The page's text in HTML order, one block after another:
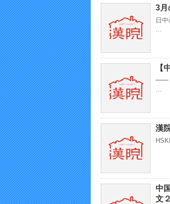
3月
日
…
【
…
漢
中
文２